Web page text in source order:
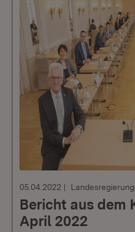
05.04.2022 Landesregierung
Bericht aus dem
April 2022